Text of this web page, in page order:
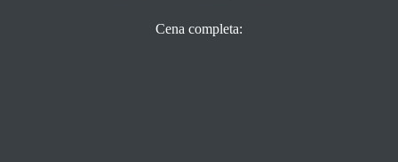
Cena completa: